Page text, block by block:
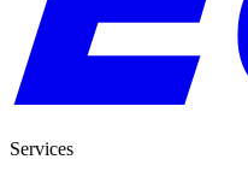
Services